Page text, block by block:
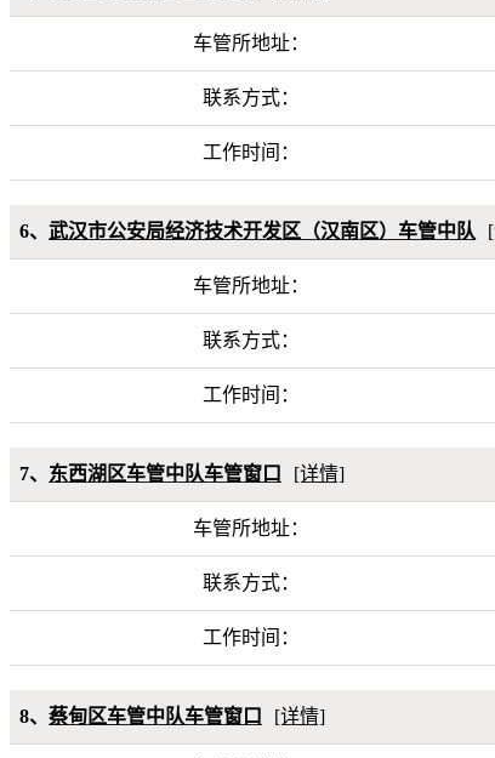
车管所地址：
联系方式：
工作时间：
6、 武汉市公安局经济技术开发区（汉南区）车管中队
车管所地址：
联系方式：
工作时间：
7、 东西湖区车管中队车管窗口 [详情]
车管所地址：
联系方式：
工作时间：
8、 蔡甸区车管中队车管窗口 [详情]